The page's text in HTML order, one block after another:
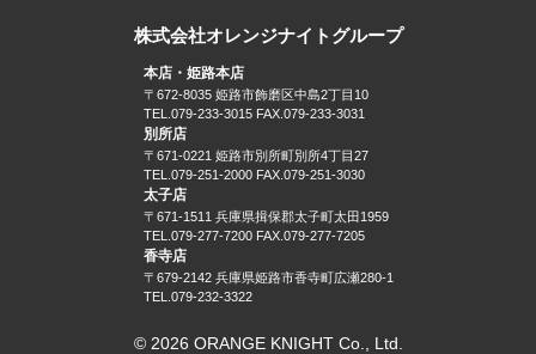
株式会社オレンジナイトグループ
本店・姫路本店
〒672-8035 姫路市飾磨区中島2丁目10
TEL.079-233-3015 FAX.079-233-3031
別所店
〒671-0221 姫路市別所町別所4丁目27
TEL.079-251-2000 FAX.079-251-3030
太子店
〒671-1511 兵庫県揖保郡太子町太田1959
TEL.079-277-7200 FAX.079-277-7205
香寺店
〒679-2142 兵庫県姫路市香寺町広瀬280-1
TEL.079-232-3322
© 2026 ORANGE KNIGHT Co., Ltd.